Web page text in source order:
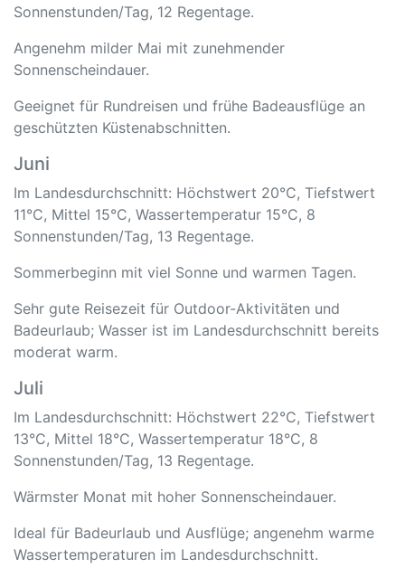
Sonnenstunden/Tag, 12 Regentage.
Angenehm milder Mai mit zunehmender
Sonnenscheindauer.
Geeignet für Rundreisen und frühe Badeausflüge an
geschützten Küstenabschnitten.
Juni
Im Landesdurchschnitt: Höchstwert 20°C, Tiefstwert
11°C, Mittel 15°C, Wassertemperatur 15°C, 8
Sonnenstunden/Tag, 13 Regentage.
Sommerbeginn mit viel Sonne und warmen Tagen.
Sehr gute Reisezeit für Outdoor-Aktivitäten und
Badeurlaub; Wasser ist im Landesdurchschnitt bereits
moderat warm.
Juli
Im Landesdurchschnitt: Höchstwert 22°C, Tiefstwert
13°C, Mittel 18°C, Wassertemperatur 18°C, 8
Sonnenstunden/Tag, 13 Regentage.
Wärmster Monat mit hoher Sonnenscheindauer.
Ideal für Badeurlaub und Ausflüge; angenehm warme
Wassertemperaturen im Landesdurchschnitt.